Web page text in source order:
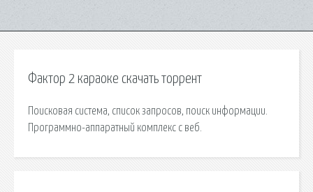
Фактор 2 караоке скачать торрент
Поисковая сиcтема, список запросов, поиск информации.
Программно-аппаратный комплекс с веб.